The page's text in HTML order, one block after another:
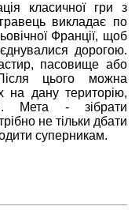
класичної гри з
викладає по
Франції, щоб
дорогою.
пасовище або
Після цього можна
на дану територію,
Мета - зібрати
не тільки дбати
суперникам.